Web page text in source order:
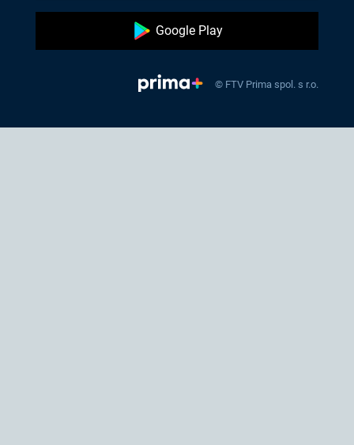
Google Play
© FTV Prima spol. s r.o.